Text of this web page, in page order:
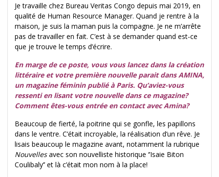
Je travaille chez Bureau Veritas Congo depuis mai 2019, en
qualité de Human Resource Manager. Quand je rentre à la
maison, je suis la maman puis la compagne. Je ne m’arrête
pas de travailler en fait. C’est à se demander quand est-ce
que je trouve le temps d’écrire.
En marge de ce poste, vous vous lancez dans la création
littéraire et votre première nouvelle parait dans AMINA,
un magazine féminin publié à Paris. Qu’aviez-vous
ressenti en lisant votre nouvelle dans ce magazine?
Comment êtes-vous entrée en contact avec Amina?
Beaucoup de fierté, la poitrine qui se gonfle, les papillons
dans le ventre. C’était incroyable, la réalisation d’un rêve. Je
lisais beaucoup le magazine avant, notamment la rubrique
Nouvellesavec son nouvelliste historique ‘’Isaie Biton
Coulibaly’’ et là c’était mon nom à la place!